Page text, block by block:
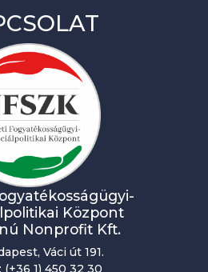
Központ
Nonprofit Kft.
Váci út 191.
(+36 1) 450 32 30